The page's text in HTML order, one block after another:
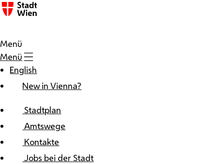
Zum Inhalt
Menü
Menü
English
New in Vienna?
Stadtplan
Amtswege
Kontakte
Jobs bei der Stadt